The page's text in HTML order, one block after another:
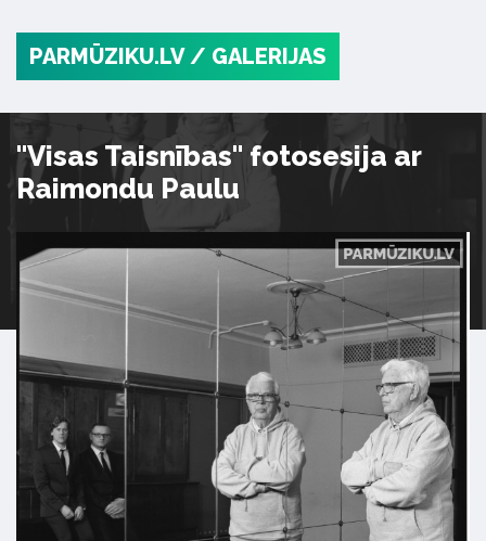
PARMŪZIKU.LV / GALERIJAS
"Visas Taisnības" fotosesija ar
Raimondu Paulu